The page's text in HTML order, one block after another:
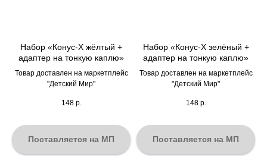
Набор «Конус-Х жёлтый +
адаптер на тонкую каплю»
Товар доставлен на маркетплейс
"Детский Мир"
148 р.
Поставляется на МП
Набор «Конус-Х зелёный +
адаптер на тонкую каплю»
Товар доставлен на маркетплейс
"Детский Мир"
148 р.
Поставляется на МП